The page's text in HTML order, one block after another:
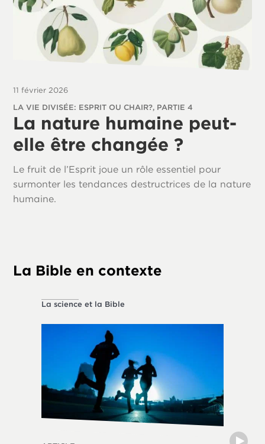
11 février 2026
LA VIE DIVISÉE: ESPRIT OU CHAIR?, PARTIE 4
La nature humaine peut-
elle être changée ?
Le fruit de l’Esprit joue un rôle essentiel pour
surmonter les tendances destructrices de la nature
humaine.
La Bible en contexte
La science et la Bible